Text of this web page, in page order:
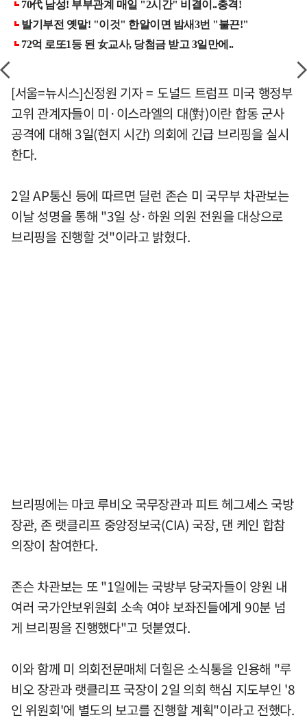
[서울=뉴시스]신정원 기자 = 도널드 트럼프 미국 행정부
고위 관계자들이 미·이스라엘의 대(對)이란 합동 군사
공격에 대해 3일(현지 시간) 의회에 긴급 브리핑을 실시
한다.
2일 AP통신 등에 따르면 딜런 존슨 미 국무부 차관보는
이날 성명을 통해 "3일 상·하원 의원 전원을 대상으로
브리핑을 진행할 것"이라고 밝혔다.
브리핑에는 마코 루비오 국무장관과 피트 헤그세스 국방
장관, 존 랫클리프 중앙정보국(CIA) 국장, 댄 케인 합참
의장이 참여한다.
존슨 차관보는 또 "1일에는 국방부 당국자들이 양원 내
여러 국가안보위원회 소속 여야 보좌진들에게 90분 넘
게 브리핑을 진행했다"고 덧붙였다.
이와 함께 미 의회전문매체 더힐은 소식통을 인용해 "루
비오 장관과 랫클리프 국장이 2일 의회 핵심 지도부인 '8
인 위원회'에 별도의 보고를 진행할 계획"이라고 전했다.